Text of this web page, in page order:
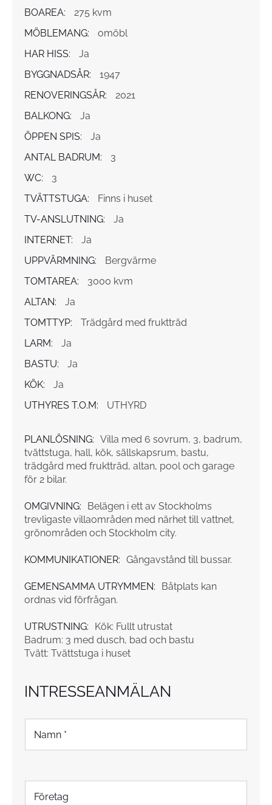
BOAREA:
275 kvm
MÖBLEMANG:
omöbl
HAR HISS:
Ja
BYGGNADSÅR:
1947
RENOVERINGSÅR:
2021
BALKONG:
Ja
ÖPPEN SPIS:
Ja
ANTAL BADRUM:
3
WC:
3
TVÄTTSTUGA:
Finns i huset
TV-ANSLUTNING:
Ja
INTERNET:
Ja
UPPVÄRMNING:
Bergvärme
TOMTAREA:
3000 kvm
ALTAN:
Ja
TOMTTYP:
Trädgård med fruktträd
LARM:
Ja
BASTU:
Ja
KÖK:
Ja
UTHYRES T.O.M:
UTHYRD
PLANLÖSNING: Villa med 6 sovrum, 3, badrum,
tvättstuga, hall, kök, sällskapsrum, bastu,
trädgård med fruktträd, altan, pool och garage
för 2 bilar.
OMGIVNING:
Belägen i ett av Stockholms
trevligaste villaområden med närhet till vattnet,
grönområden och Stockholm city.
KOMMUNIKATIONER: Gångavstånd till bussar.
GEMENSAMMA UTRYMMEN:
Båtplats kan
ordnas vid förfrågan.
UTRUSTNING:
Kök: Fullt utrustat
Badrum: 3 med dusch, bad och bastu
Tvätt: Tvättstuga i huset
INTRESSEANMÄLAN
m